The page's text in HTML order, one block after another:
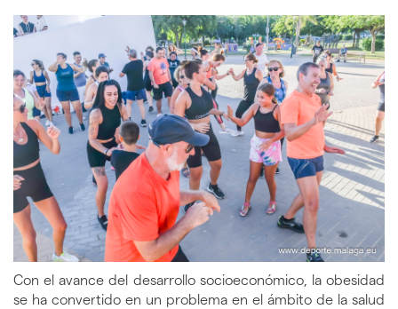
idioma
Con el avance del desarrollo socioeconómico, la obesidad
se ha convertido en un problema en el ámbito de la salud